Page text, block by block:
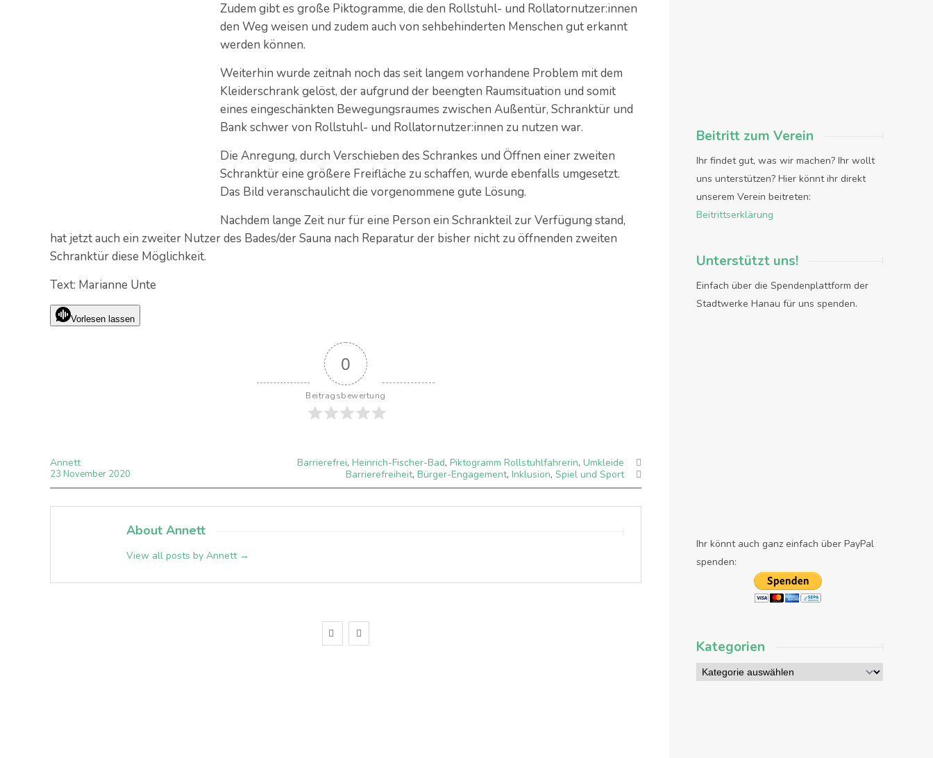
Zudem gibt es große Piktogramme, die den Rollstuhl- und Rollatornutzer:innen
den Weg weisen und zudem auch von sehbehinderten Menschen gut erkannt
werden können.
Weiterhin wurde zeitnah noch das seit langem vorhandene Problem mit dem
Kleiderschrank gelöst, der aufgrund der beengten Raumsituation und somit
eines eingeschänkten Bewegungsraumes zwischen Außentür, Schranktür und
Bank schwer von Rollstuhl- und Rollatornutzer:innen zu nutzen war.
Die Anregung, durch Verschieben des Schrankes und Öffnen einer zweiten
Schranktür eine größere Freifläche zu schaffen, wurde ebenfalls umgesetzt.
Das Bild veranschaulicht die vorgenommene gute Lösung.
Nachdem lange Zeit nur für eine Person ein Schrankteil zur Verfügung stand,
hat jetzt auch ein zweiter Nutzer des Bades/der Sauna nach Reparatur der bisher nicht zu öffnenden zweiten
Schranktür diese Möglichkeit.
Text: Marianne Unte
Vorlesen lassen
0
Beitragsbewertung
Annett
23 November 2020
Barrierefrei, Heinrich-Fischer-Bad, Piktogramm Rollstuhlfahrerin, Umkleide
Barrierefreiheit, Bürger-Engagement, Inklusion, Spiel und Sport
About Annett
View all posts by Annett →
Beitritt zum Verein
Ihr findet gut, was wir machen? Ihr wollt
uns unterstützen? Hier könnt ihr direkt
unserem Verein beitreten:
Beitrittserklärung
Unterstützt uns!
Einfach über die Spendenplattform der
Stadtwerke Hanau für uns spenden.
Ihr könnt auch ganz einfach über PayPal
spenden:
Kategorien